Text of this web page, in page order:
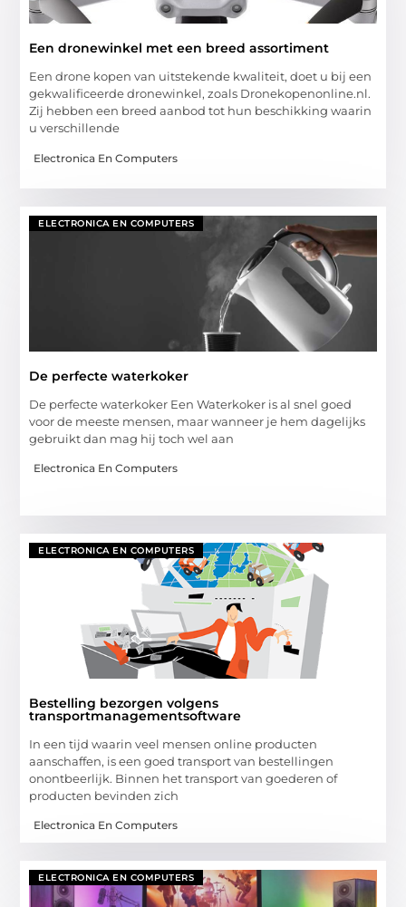
Een dronewinkel met een breed assortiment
Een drone kopen van uitstekende kwaliteit, doet u bij een
gekwalificeerde dronewinkel, zoals Dronekopenonline.nl.
Zij hebben een breed aanbod tot hun beschikking waarin
u verschillende
Electronica En Computers
ELECTRONICA EN COMPUTERS
De perfecte waterkoker
De perfecte waterkoker Een Waterkoker is al snel goed
voor de meeste mensen, maar wanneer je hem dagelijks
gebruikt dan mag hij toch wel aan
Electronica En Computers
ELECTRONICA EN COMPUTERS
Bestelling bezorgen volgens
transportmanagementsoftware
In een tijd waarin veel mensen online producten
aanschaffen, is een goed transport van bestellingen
onontbeerlijk. Binnen het transport van goederen of
producten bevinden zich
Electronica En Computers
ELECTRONICA EN COMPUTERS